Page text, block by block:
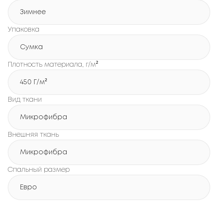
Зимнее
Упаковка
Сумка
Плотность материала, г/м²
450 Г/м²
Вид ткани
Микрофибра
Внешняя ткань
Микрофибра
Спальный размер
Евро